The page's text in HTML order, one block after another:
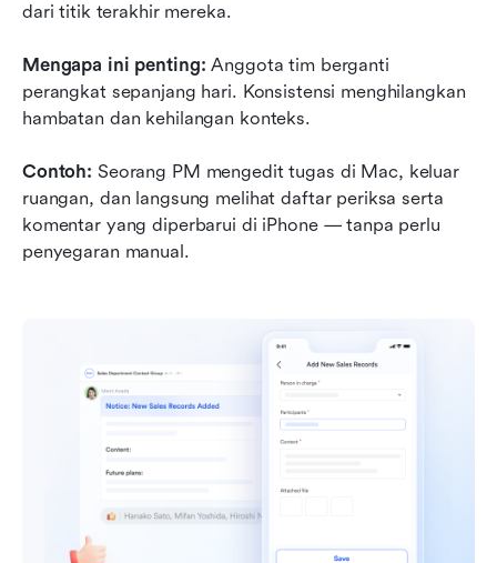
dari titik terakhir mereka.
Mengapa ini penting: Anggota tim berganti
perangkat sepanjang hari. Konsistensi menghilangkan
hambatan dan kehilangan konteks.
Contoh: Seorang PM mengedit tugas di Mac, keluar
ruangan, dan langsung melihat daftar periksa serta
komentar yang diperbarui di iPhone — tanpa perlu
penyegaran manual.